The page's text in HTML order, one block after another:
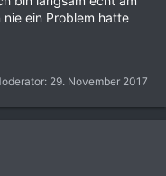
ein Problem hatte
29. November 2017